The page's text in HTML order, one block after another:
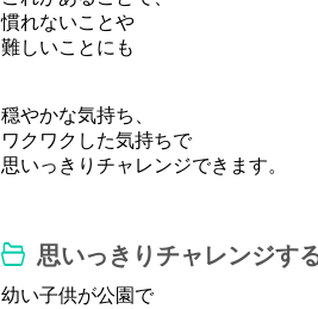
慣れないことや
難しいことにも
穏やかな気持ち、
ワクワクした気持ちで
思いっきりチャレンジできます。
思いっきりチャレンジす
幼い子供が公園で